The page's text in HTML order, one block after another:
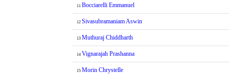
11 Bocciarelli Emmanuel
12 Sivasubramaniam Aswin
13 Muthuraj Chiddharth
14 Vignarajah Prashanna
15 Morin Chrystelle